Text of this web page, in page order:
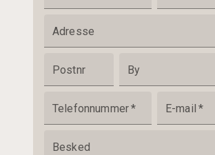
Adresse
Postnr By
Telefonnummer* E-mail *
Besked